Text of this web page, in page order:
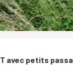
avec petits